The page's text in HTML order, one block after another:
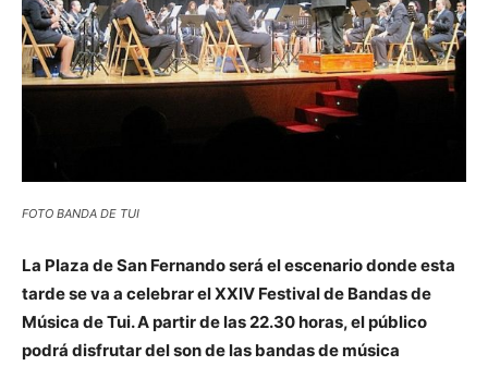
FOTO BANDA DE TUI
La Plaza de San Fernando será el escenario donde esta
tarde se va a celebrar el XXIV Festival de Bandas de
Música de Tui. A partir de las 22.30 horas, el público
podrá disfrutar del son de las bandas de música